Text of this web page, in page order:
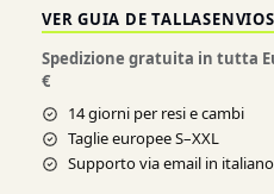
VER GUIA DE TALLAS
Spedizione gratuita in tutta
€
14 giorni per resi e cambi
Taglie europee S–XXL
Supporto via email in italiano